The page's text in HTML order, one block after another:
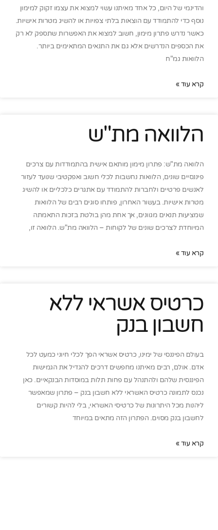
והדינמי של היום, כל אחד מאיתנו עשוי למצוא את עצמו זקוק למימון
נוסף כדי להתמודד עם הוצאות בלתי צפויות או להשיג מטרות אישיות.
כאשר נדרש פתרון מימון, חשוב למצוא את האפשרות שתספק לא רק
את הכספים הנדרשים אלא גם את התנאים המתאימים ביותר.
הלוואות גמ"ח
קרא עוד »
הלוואה מת"ש
הלוואה מת"ש: פתרון מימון מותאם אישית בהתמודדות עם צרכים
פיננסיים שונים, הלוואות נחשבות לכלי חשוב ואפקטיבי שנועד לעזור
לאנשים פרטיים ולחברות להתמודד עם אתגרים כלכליים או להשיג
מטרות אישיות. בעשור האחרון, פותחו סוגים רבים של הלוואות
שמציעות תנאים מגוונים, אך אחת מהן בולטת בזכות התאמתה
המיוחדת לצרכים שונים של לקוחות – הלוואה מת"ש. הלוואה זו,
קרא עוד »
כרטיס אשראי ללא
חשבון בנק
בעולם הפיננסי של ימינו, כרטיס אשראי הפך לכלי חיוני כמעט לכל
אדם. אולם, רבים מאיתנו מחפשים דרכים להגדיל את הגמישות
הפיננסית שלהם ולהתנהל עם פחות תלות במוסדות הבנקאיים. כאן
נכנס לתמונה כרטיס האשראי ללא חשבון בנק – פתרון שמאפשר
ליהנות מכל היתרונות של כרטיסי האשראי, בלי להיות קשורים
לחשבון בנק מסוים. הפתרון הזה מתאים במיוחד
קרא עוד »